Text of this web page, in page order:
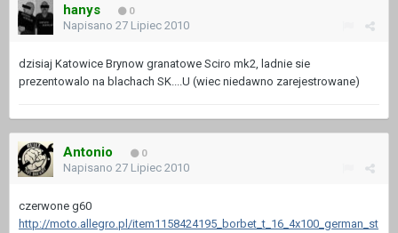
hanys 0
Napisano 27 Lipiec 2010
dzisiaj Katowice Brynow granatowe Sciro mk2, ladnie sie
prezentowalo na blachach SK....U (wiec niedawno zarejestrowane)
Antonio 0
Napisano 27 Lipiec 2010
czerwone g60
http://moto.allegro.pl/item1158424195_borbet_t_16_4x100_german_st